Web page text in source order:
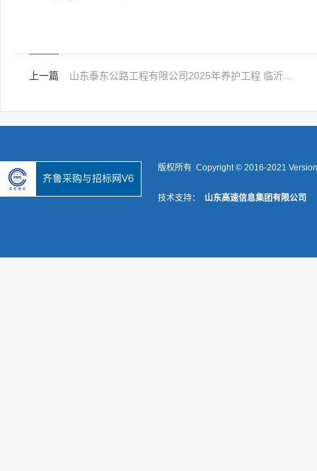
上一篇
版权所有 Copyright © 2016-2021
技术支持： 山东高速信息集团有限公司